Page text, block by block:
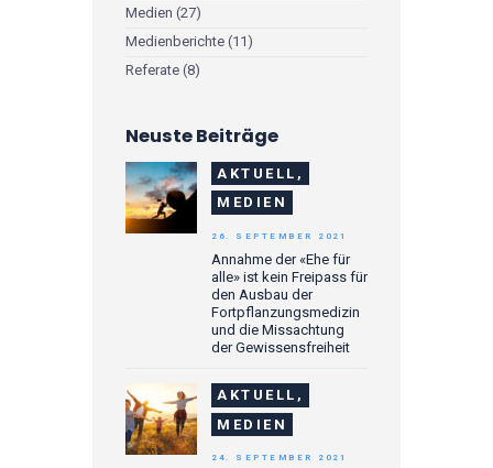
Medien (27)
Medienberichte (11)
Referate (8)
Neuste Beiträge
AKTUELL,
MEDIEN
Annahme der «Ehe für
alle» ist kein Freipass für
den Ausbau der
Fortpflanzungsmedizin
und die Missachtung
der Gewissensfreiheit
26. SEPTEMBER 2021
AKTUELL,
MEDIEN
24. SEPTEMBER 2021